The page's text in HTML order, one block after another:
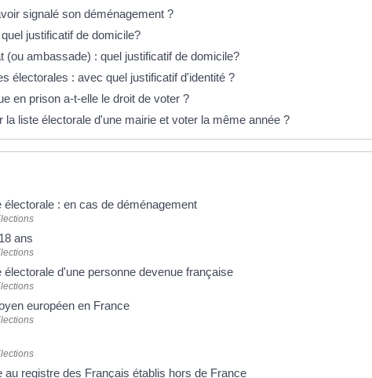
signalé son déménagement ?
justificatif de domicile?
(ou ambassade) : quel justificatif de domicile?
électorales : avec quel justificatif d'identité ?
en prison a-t-elle le droit de voter ?
la liste électorale d'une mairie et voter la même année ?
électorale : en cas de déménagement
ans
électorale d'une personne devenue française
européen en France
au registre des Français établis hors de France